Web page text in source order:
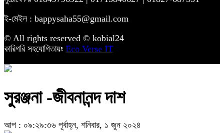
ই-মেইল : bappysaha55@gmail.com
© All rights reserved © kobial24
কারিগরি সহযোগিতায়ঃ Eco Verse IT
সুরঞ্জনা -জীবনানন্দ দাশ
আপ : ০৯:২৯:৩৬ পূর্বাহ্ন, শনিবার, ১ জুন ২০২৪